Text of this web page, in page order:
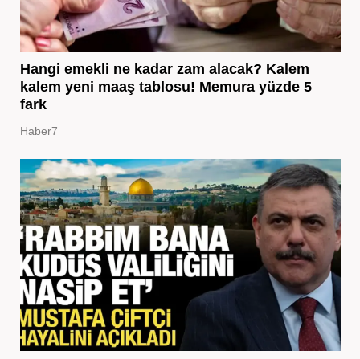
Hangi emekli ne kadar zam alacak? Kalem
kalem yeni maaş tablosu! Memura yüzde 5
fark
Haber7